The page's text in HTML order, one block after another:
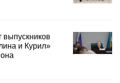
выпускников
и Курил»